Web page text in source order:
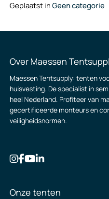
Geplaatst inGeen categorie
Over Maessen
Maessen Tentsupply: tenten
huisvesting. De specialist in
heel Nederland. Profiteer van
gecertificeerde monteurs en
veiligheidsnormen.
Onze tenten